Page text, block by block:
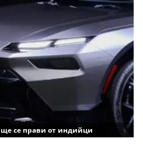
се прави от индийци